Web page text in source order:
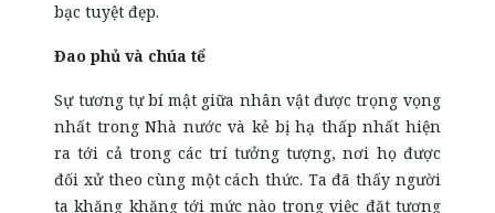
bạc tuyệt đẹp.
Đao phủ và chúa tể
Sự tương tự bí mật giữa nhân vật được trọng vọng
nhất trong Nhà nước và kẻ bị hạ thấp nhất hiện
ra tới cả trong các trí tưởng tượng, nơi họ được
đối xử theo cùng một cách thức. Ta đã thấy người
ta khăng khăng tới mức nào trong việc đặt tương